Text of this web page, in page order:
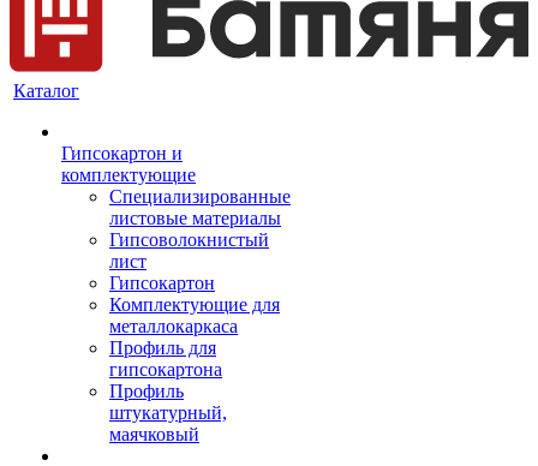
Каталог
Гипсокартон и
комплектующие
Специализированные
листовые материалы
Гипсоволокнистый
лист
Гипсокартон
Комплектующие для
металлокаркаса
Профиль для
гипсокартона
Профиль
штукатурный,
маячковый